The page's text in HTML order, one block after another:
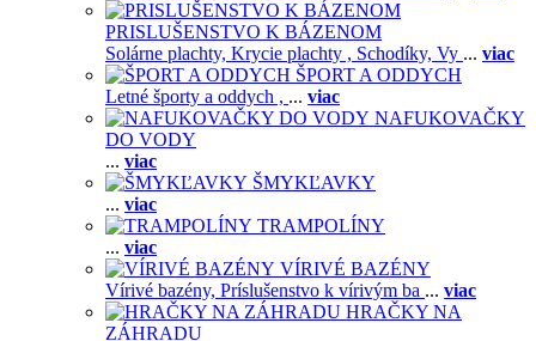
PRISLUŠENSTVO K BÁZENOM
Solárne plachty, Krycie plachty , Schodíky, Vy ... viac
ŠPORT A ODDYCH
Letné športy a oddych , ... viac
NAFUKOVAČKY
DO VODY
... viac
ŠMYKĽAVKY
... viac
TRAMPOLÍNY
... viac
VÍRIVÉ BAZÉNY
Vírivé bazény, Príslušenstvo k vírivým ba ... viac
HRAČKY NA
ZÁHRADU